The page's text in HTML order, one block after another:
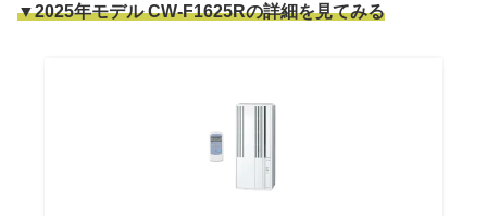
▼2025年モデル CW-F1625Rの詳細を見てみる